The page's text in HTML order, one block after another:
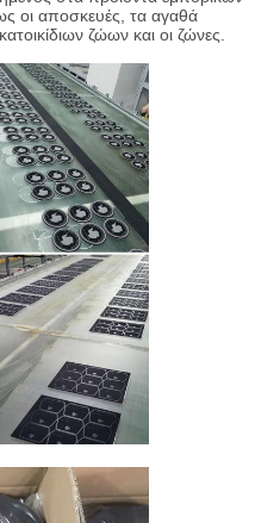
οι αποσκευές, τα αγαθά
ζώων και οι ζώνες.